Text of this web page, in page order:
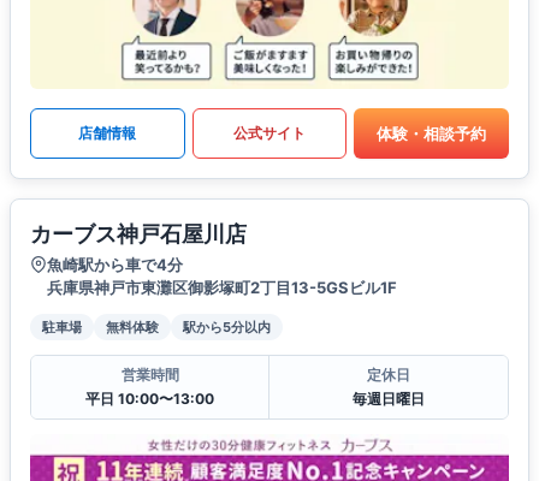
店舗情報 公式サイト 体験・相談予約
カーブス神戸石屋川店
魚崎駅から車で4分
兵庫県神戸市東灘区御影塚町2丁目13-5GSビル1F
駐車場 無料体験 駅から5分以内
営業時間
平日 10:00〜13:00
定休日
毎週日曜日